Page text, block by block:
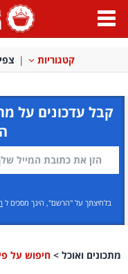
פתח
תפריט
קטגוריות
קבל עדכונים על
בלחיצתך על "הרשם", הינך מסכים ל
מתכונים ואוכל > חיפוש על